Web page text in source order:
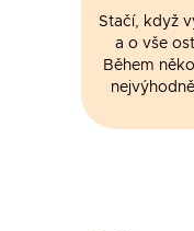
Stačí, když
a o vše
Během